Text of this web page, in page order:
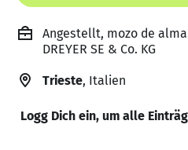
Angestellt, mozo de
DREYER SE & Co. KG
Trieste, Italien
Logg Dich ein, um alle